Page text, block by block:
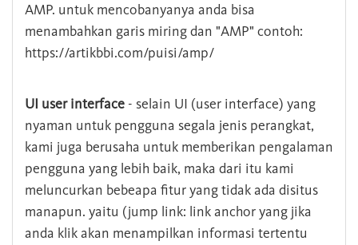
AMP. untuk mencobanyanya anda bisa
menambahkan garis miring dan "AMP" contoh:
https://artikbbi.com/puisi/amp/
UI user interface - selain UI (user interface) yang
nyaman untuk pengguna segala jenis perangkat,
kami juga berusaha untuk memberikan pengalaman
pengguna yang lebih baik, maka dari itu kami
meluncurkan bebeapa fitur yang tidak ada disitus
manapun. yaitu (jump link: link anchor yang jika
anda klik akan menampilkan informasi tertentu